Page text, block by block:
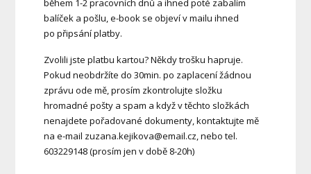
během 1-2 pracovních dnů a ihned poté zabalím
balíček a pošlu, e-book se objeví v mailu ihned
po připsání platby.
Zvolili jste platbu kartou? Někdy trošku hapruje.
Pokud neobdržíte do 30min. po zaplacení žádnou
zprávu ode mě, prosím zkontrolujte složku
hromadné pošty a spam a když v těchto složkách
nenajdete pořadované dokumenty, kontaktujte mě
na e-mail zuzana.kejikova@email.cz, nebo tel.
603229148 (prosím jen v době 8-20h)